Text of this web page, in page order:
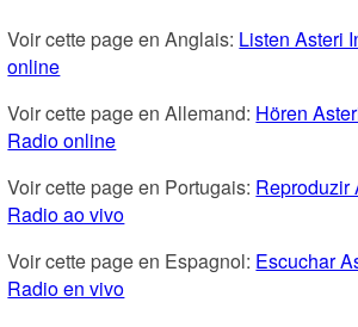
Voir cette page en Anglais: Listen Asteri
online
Voir cette page en Allemand: Hören
Radio online
Voir cette page en Portugais: Reproduzir
Radio ao vivo
Voir cette page en Espagnol: Escuchar
Radio en vivo